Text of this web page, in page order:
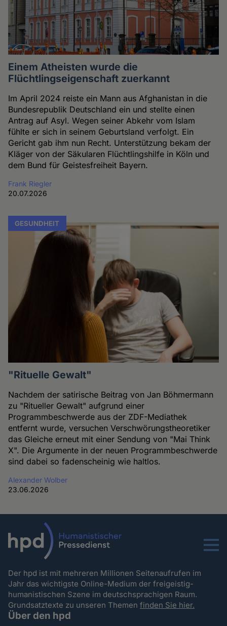
Einem Atheisten wurde die
Flüchtlingseigenschaft zuerkannt
Im April 2024 reiste ein Mann aus Afghanistan in die
Bundesrepublik Deutschland ein und stellte einen
Antrag auf Asyl. Wegen seiner Abkehr vom Islam
fühlte er sich in seinem Geburtsland verfolgt. Ein
Gericht gab ihm nun Recht. Unterstützung bekam der
Kläger von der Säkularen Flüchtlingshilfe in Köln und
dem Bund für Geistesfreiheit Bayern.
Frank Riegler
20.07.2026
GESUNDHEIT
"Rituelle Gewalt"
Nachdem der satirische Beitrag von Jan Böhmermann
zu "Ritueller Gewalt" aufgrund einer
Programmbeschwerde aus der ZDF-Mediathek
entfernt wurde, versuchen Verschwörungstheoretiker
das Gleiche erneut mit einer Sendung von "Mai Think
X". Die Argumente in der neuen Programmbeschwerde
sind dabei so fadenscheinig wie haltlos.
Alexander Wolber
23.06.2026
Menu
Der hpd ist mit mehreren Millionen Seitenaufrufen im
Jahr das wichtigste Online-Medium der freigeistig-
humanistischen Szene im deutschsprachigen Raum.
Grundsatztexte zu unseren Themenfinden Sie hier.
Über den hpd